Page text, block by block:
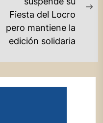
Fiesta del Locro
pero mantiene la
edición solidaria